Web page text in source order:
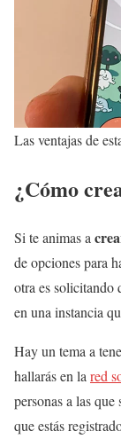
Las ventajas de
¿Cómo
Si te animas a
de opciones para
otra es solicitando
en una instancia
Hay un tema a
hallarás en la red
personas a las que
que estás